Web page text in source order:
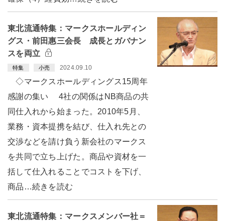
東北流通特集：マークスホールディン
グス・前田惠三会長 成長とガバナン
スを両立
特集 小売 2024.09.10
◇マークスホールディングス15周年
感謝の集い 4社の関係はNB商品の共
同仕入れから始まった。2010年5月、
業務・資本提携を結び、仕入れ先との
交渉などを請け負う新会社のマークス
を共同で立ち上げた。商品や資材を一
括して仕入れることでコストを下げ、
商品…続きを読む
東北流通特集：マークスメンバー社＝